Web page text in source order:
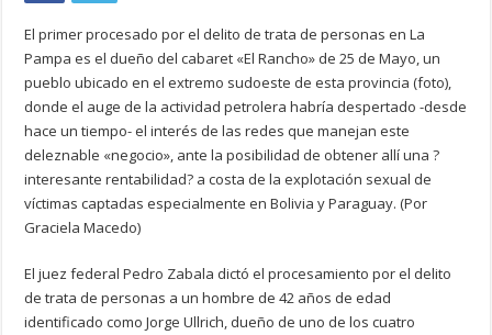
El primer procesado por el delito de trata de personas en La
Pampa es el dueño del cabaret «El Rancho» de 25 de Mayo, un
pueblo ubicado en el extremo sudoeste de esta provincia (foto),
donde el auge de la actividad petrolera habría despertado -desde
hace un tiempo- el interés de las redes que manejan este
deleznable «negocio», ante la posibilidad de obtener allí una ?
interesante rentabilidad? a costa de la explotación sexual de
víctimas captadas especialmente en Bolivia y Paraguay. (Por
Graciela Macedo)
El juez federal Pedro Zabala dictó el procesamiento por el delito
de trata de personas a un hombre de 42 años de edad
identificado como Jorge Ullrich, dueño de uno de los cuatro